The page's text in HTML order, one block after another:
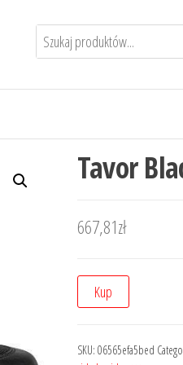
Tavor
667,81zł
Kup
SKU: 06565efa5bed